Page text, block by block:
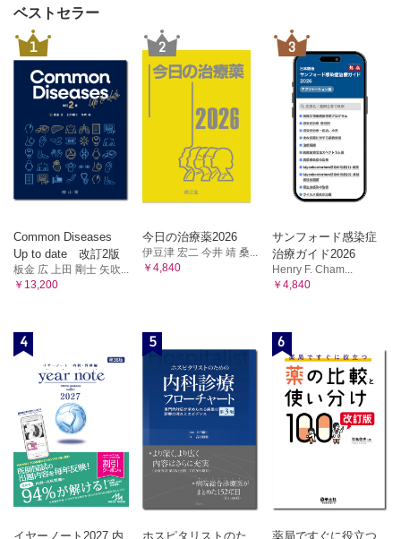
ベストセラー
1
Common Diseases
Up to date 改訂2版
板金 広 上田 剛士 矢吹...
￥13,200
2
今日の治療薬2026
伊豆津 宏二 今井 靖 桑...
￥4,840
3
サンフォード感染症
治療ガイド2026
Henry F. Cham...
￥4,840
4
イヤーノート2027 内
5
ホスピタリストのた
6
薬局ですぐに役立つ